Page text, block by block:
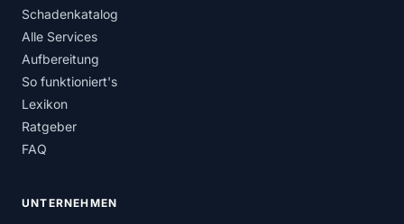
Schadenkatalog
Alle Services
Aufbereitung
So funktioniert's
Lexikon
Ratgeber
FAQ
UNTERNEHMEN